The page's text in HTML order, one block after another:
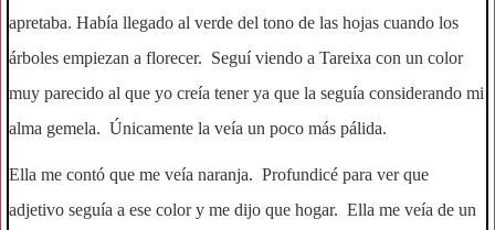
apretaba. Había llegado al verde del tono de las hojas cuando los
árboles empiezan a florecer. Seguí viendo a Tareixa con un color
muy parecido al que yo creía tener ya que la seguía considerando mi
alma gemela. Únicamente la veía un poco más pálida.
Ella me contó que me veía naranja. Profundicé para ver que
adjetivo seguía a ese color y me dijo que hogar. Ella me veía de un